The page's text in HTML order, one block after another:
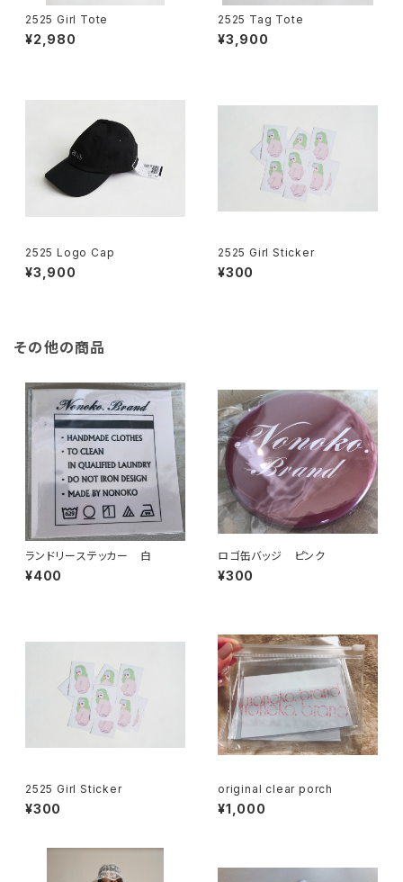
2525 Girl Tote
¥2,980
2525 Tag Tote
¥3,900
2525 Logo Cap
¥3,900
2525 Girl Sticker
¥300
その他の商品
ランドリーステッカー 白
¥400
ロゴ缶バッジ ピンク
¥300
2525 Girl Sticker
¥300
original clear porch
¥1,000